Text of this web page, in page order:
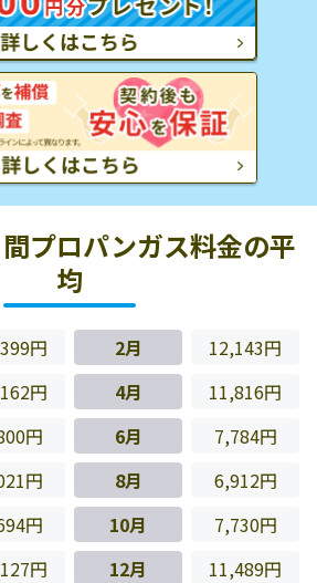
プロパンガス料金の平
均
円 2月
12,143円
円 4月
11,816円
円 6月
7,784円
円 8月
6,912円
円 10月
7,730円
円 12月 11,489円